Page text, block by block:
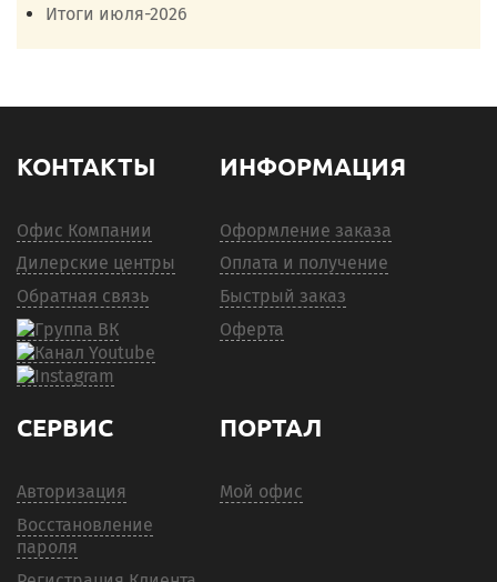
Итоги июля-2026
КОНТАКТЫ
Офис Компании
Дилерские центры
Обратная связь
ИНФОРМАЦИЯ
Оформление заказа
Оплата и получение
Быстрый заказ
Оферта
СЕРВИС
Авторизация
Восстановление
пароля
ПОРТАЛ
Мой офис